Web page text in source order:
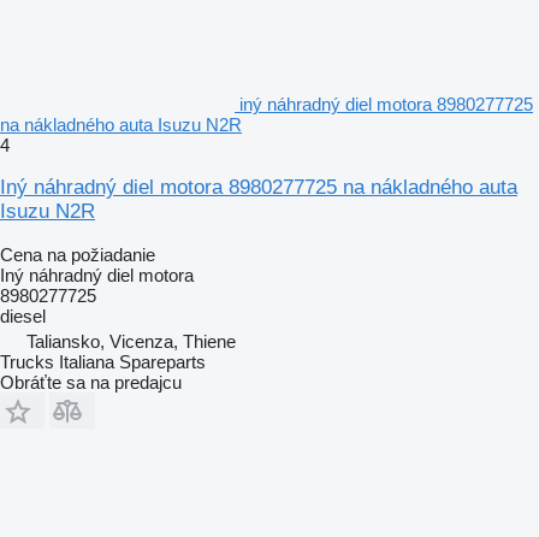
iný náhradný diel motora 8980277725
na nákladného auta Isuzu N2R
4
Iný náhradný diel motora 8980277725 na nákladného auta
Isuzu N2R
Cena na požiadanie
Iný náhradný diel motora
8980277725
diesel
Taliansko, Vicenza, Thiene
Trucks Italiana Spareparts
Obráťte sa na predajcu